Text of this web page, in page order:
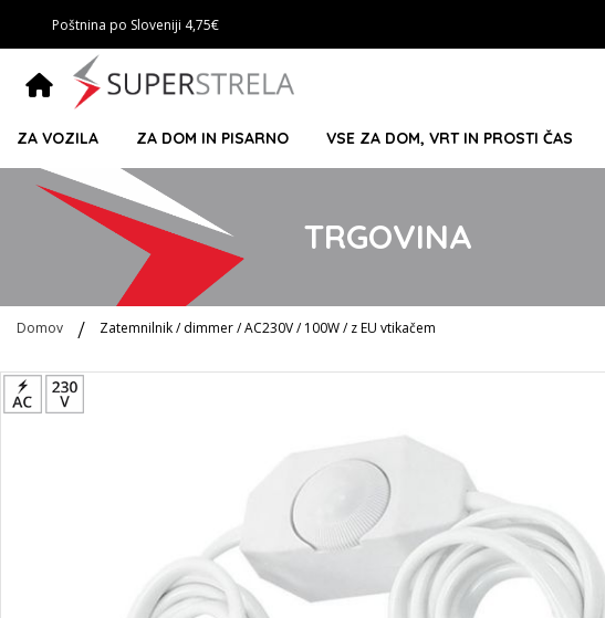
Poštnina po Sloveniji 4,75€
ZA VOZILA ZA DOM IN PISARNO VSE ZA DOM, VRT IN PROSTI ČAS
TRGOVINA
Domov Zatemnilnik / dimmer / AC230V / 100W / z EU vtikačem
Preskoči
na